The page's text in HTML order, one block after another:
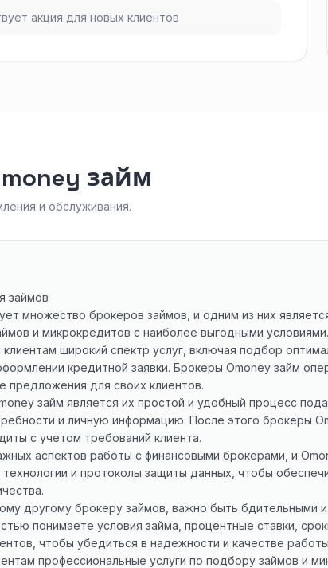
акция для новых клиентов
займ
и обслуживания.
займов
множество брокеров займов, и одним из них
и микрокредитов с наиболее выгодными условиями.
широкий спектр услуг, включая подбор
кредитной заявки. Брокеры Omoney займ
предложения для своих клиентов.
займ является их простой и удобный процесс
и личную информацию. После этого брокеры
с учетом требований клиента.
аспектов работы с финансовыми брокерами, и
и протоколы защиты данных, чтобы
другому брокеру займов, важно быть бдительными
понимаете условия займа, процентные ставки,
чтобы убедиться в надежности и качестве
профессиональные услуги по подбору займов и